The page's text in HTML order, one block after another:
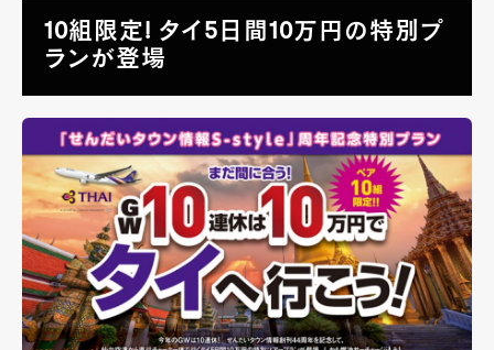
10組限定! タイ5日間10万円の特別プ
ランが登場